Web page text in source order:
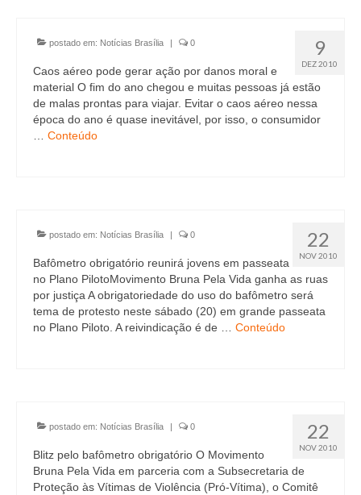
9
DEZ 2010
postado em: Notícias Brasília | 0
Caos aéreo pode gerar ação por danos moral e
material O fim do ano chegou e muitas pessoas já estão
de malas prontas para viajar. Evitar o caos aéreo nessa
época do ano é quase inevitável, por isso, o consumidor
Conteúdo
22
NOV 2010
postado em: Notícias Brasília | 0
Bafômetro obrigatório reunirá jovens em passeata
no Plano PilotoMovimento Bruna Pela Vida ganha as ruas
por justiça A obrigatoriedade do uso do bafômetro será
tema de protesto neste sábado (20) em grande passeata
no Plano Piloto. A reivindicação é de … Conteúdo
22
NOV 2010
postado em: Notícias Brasília | 0
Blitz pelo bafômetro obrigatório O Movimento
Bruna Pela Vida em parceria com a Subsecretaria de
Proteção às Vítimas de Violência (Pró-Vítima), o Comitê